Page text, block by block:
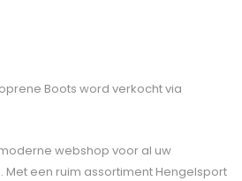
Boots word verkocht via
webshop voor al uw
een ruim assortiment Hengelsport